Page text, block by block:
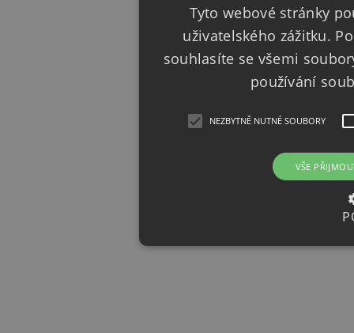
Tyto webové stránky
uživatelského zážitku.
souhlasíte se všemi
používání
NEZBYTNĚ NUTNÉ SOUBORY
VŠE